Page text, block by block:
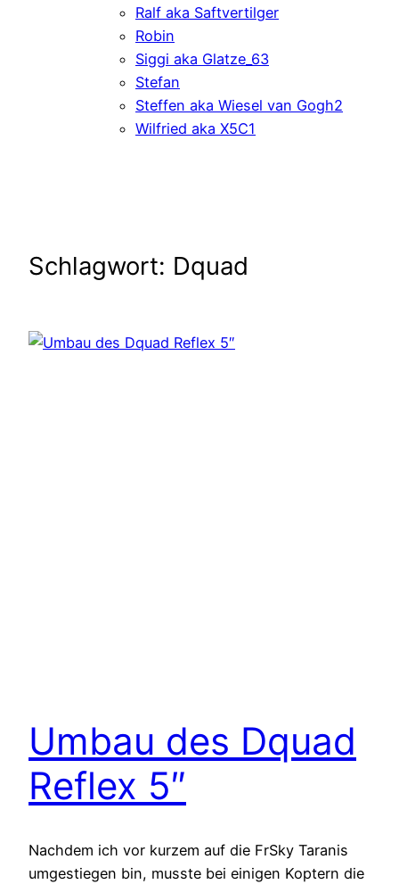
Ralf aka Saftvertilger
Robin
Siggi aka Glatze_63
Stefan
Steffen aka Wiesel van Gogh2
Wilfried aka X5C1
Schlagwort: Dquad
Umbau des Dquad
Reflex 5″
Nachdem ich vor kurzem auf die FrSky Taranis
umgestiegen bin, musste bei einigen Koptern die